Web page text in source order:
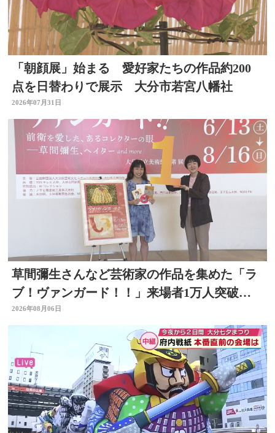
「朝顔展」始まる 愛好家たちの作品約200
点を日替わりで展示 大分市若宮八幡社
2026年07月31日
草間彌生さんなど芸術家の作品を集めた「ラ
ブ！ヴァンガード！！」来場者1万人突破
大分県立美術館
2026年08月06日